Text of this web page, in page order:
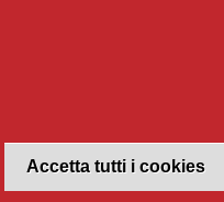
Accetta tutti i cookies